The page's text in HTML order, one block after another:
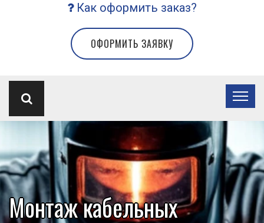
Как оформить заказ?
ОФОРМИТЬ ЗАЯВКУ
Монтаж кабельных